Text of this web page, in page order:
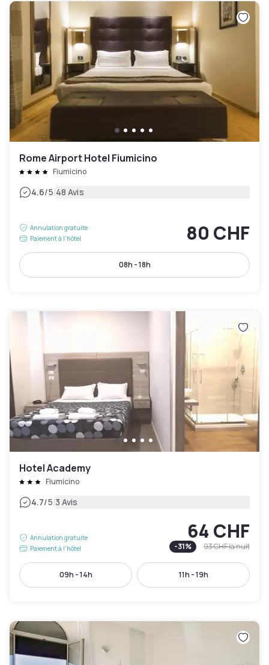
Rome Airport Hotel Fiumicino
Fiumicino
4.6/5|48 Avis
Annulation gratuite
Paiement à l'hôtel
80 CHF
08h - 18h
Hotel Academy
Fiumicino
4.7/5|3 Avis
Annulation gratuite
Paiement à l'hôtel
64 CHF
-31% 93 CHFla nuit
09h - 14h 11h - 19h